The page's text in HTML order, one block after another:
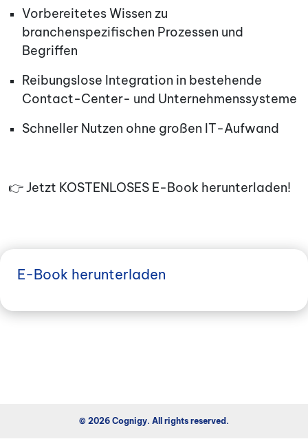
Vorbereitetes Wissen zu
branchenspezifischen Prozessen und
Begriffen
Reibungslose Integration in bestehende
Contact-Center- und Unternehmenssysteme
Schneller Nutzen ohne großen IT-Aufwand
👉 Jetzt KOSTENLOSES E-Book herunterladen!
E-Book herunterladen
© 2026 Cognigy. All rights reserved.